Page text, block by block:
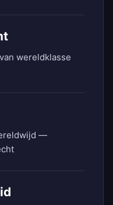
wereldklasse
—